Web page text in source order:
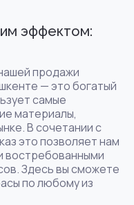
эффектом:
продажи
— это богатый
самые
материалы,
В сочетании с
это позволяет нам
востребованными
Здесь вы сможете
по любому из